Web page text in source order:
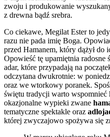
zwoju i produkowanie
z drewna bądź srebra.
Co ciekawe, Megilat Ester to
razu nie pada imię Boga.
przed Hamanem, który dążył do
Opowieść tę upamiętnia radosne
adar, które przypadają na
odczytana dwukrotnie: w
oraz we wtorkowy poranek.
świętu tradycji warto wspomnieć
okazjonalne wypieki zwane
tematyczne spektakle oraz
której zwyczajowo spożywa się